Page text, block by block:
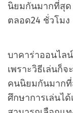
นิยมกันมากที่สุด
ตลอด24 ชั่วโมง
บาคาร่าออนไล
เพราะวิธีเล่นก็
คนนิยมกันมาก
ศึกษาการเล่นไ